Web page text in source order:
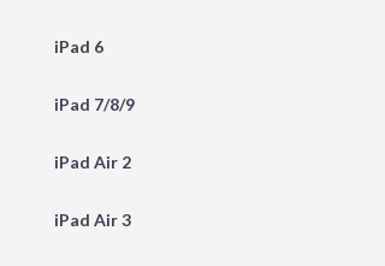
iPad 6
iPad 7/8/9
iPad Air 2
iPad Air 3